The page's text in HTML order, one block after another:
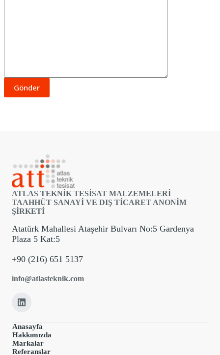
ATLAS TEKNİK TESİSAT MALZEMELERİ
TAAHHÜT SANAYİ VE DIŞ TİCARET ANONİM
ŞİRKETİ
Atatürk Mahallesi Ataşehir Bulvarı No:5 Gardenya
Plaza 5 Kat:5
+90 (216) 651 5137
info@atlasteknik.com
Anasayfa
Hakkımızda
Markalar
Referanslar